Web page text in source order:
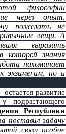
философии
через опыт,
пожелать не
вещи. А
– выразить
которой знания
напоминает
экзаменам, но и
развитие
подрастающего
Республики
поставил задачу
связи особое